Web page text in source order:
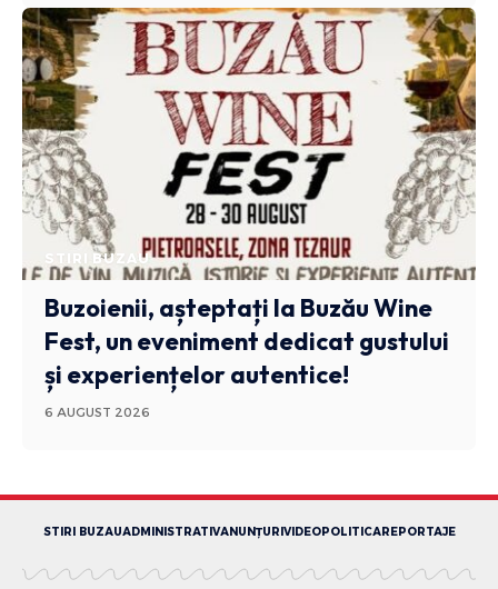
STIRI BUZAU
Buzoienii, așteptați la Buzău Wine
Fest, un eveniment dedicat gustului
și experiențelor autentice!
6 AUGUST 2026
STIRI BUZAUADMINISTRATIVANUNȚURIVIDEOPOLITICAREPORTAJE